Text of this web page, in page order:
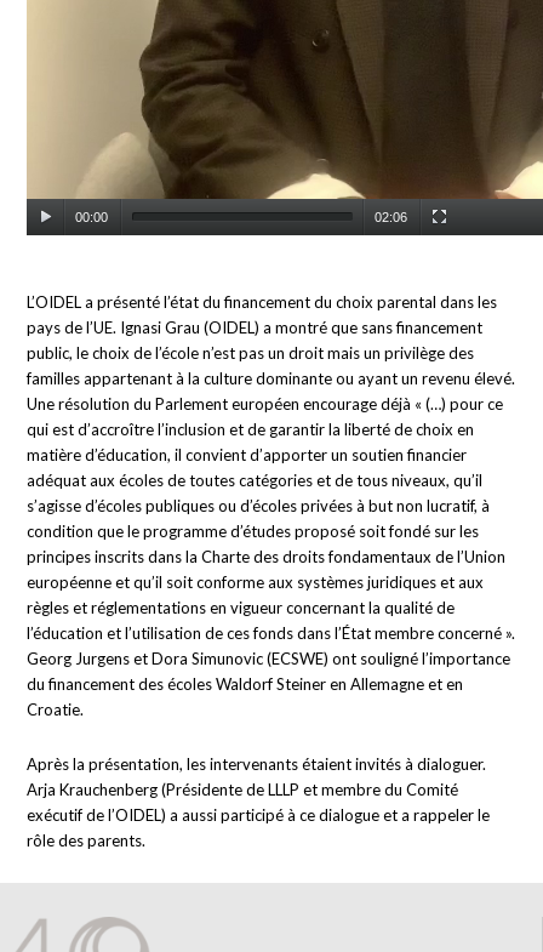
00:00 02:06
L’OIDEL a présenté l’état du financement du choix parental dans les
pays de l’UE. Ignasi Grau (OIDEL) a montré que sans financement
public, le choix de l’école n’est pas un droit mais un privilège des
familles appartenant à la culture dominante ou ayant un revenu élevé.
Une résolution du Parlement européen encourage déjà « (…) pour ce
qui est d’accroître l’inclusion et de garantir la liberté de choix en
matière d’éducation, il convient d’apporter un soutien financier
adéquat aux écoles de toutes catégories et de tous niveaux, qu’il
s’agisse d’écoles publiques ou d’écoles privées à but non lucratif, à
condition que le programme d’études proposé soit fondé sur les
principes inscrits dans la Charte des droits fondamentaux de l’Union
européenne et qu’il soit conforme aux systèmes juridiques et aux
règles et réglementations en vigueur concernant la qualité de
l’éducation et l’utilisation de ces fonds dans l’État membre concerné ».
Georg Jurgens et Dora Simunovic (ECSWE) ont souligné l’importance
du financement des écoles Waldorf Steiner en Allemagne et en
Croatie.
Après la présentation, les intervenants étaient invités à dialoguer.
Arja Krauchenberg (Présidente de LLLP et membre du Comité
exécutif de l’OIDEL) a aussi participé à ce dialogue et a rappeler le
rôle des parents.